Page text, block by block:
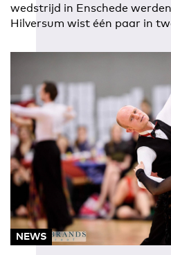
wedstrijd in Enschede
Hilversum wist één paar in
NEWS